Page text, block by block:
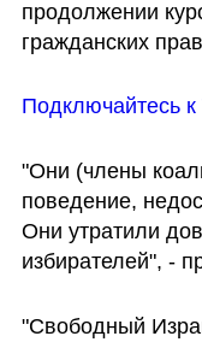
продолжении
гражданских
Подключайтесь к
"Они (члены
поведение,
Они утратили
избирателей", -
"Свободный